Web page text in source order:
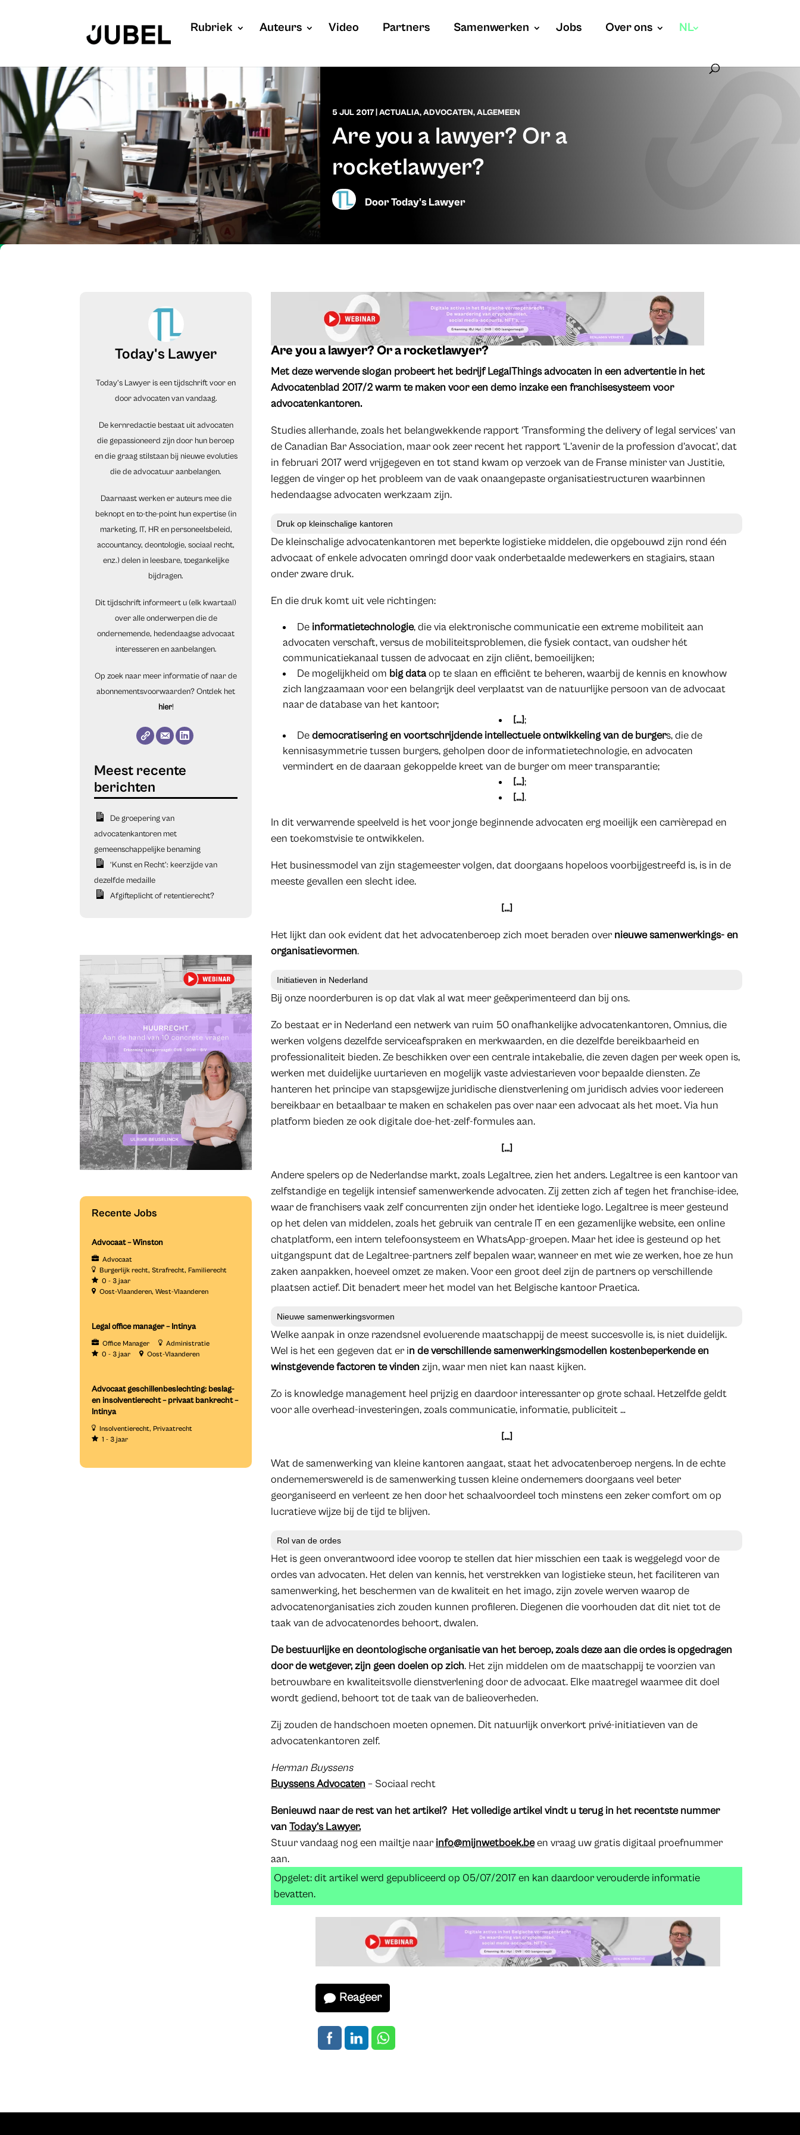
Rubriek Auteurs Video Partners Samenwerken Jobs Over ons NL
5 JUL 2017| ACTUALIA,ADVOCATEN,ALGEMEEN
Are you a lawyer? Or a
rocketlawyer?
DoorToday's Lawyer
Today's Lawyer
Today’s Lawyer is een tijdschrift voor en
door advocaten van vandaag.
De kernredactie bestaat uit advocaten
die gepassioneerd zijn door hun beroep
en die graag stilstaan bij nieuwe evoluties
die de advocatuur aanbelangen.
Daarnaast werken er auteurs mee die
beknopt en to-the-point hun expertise (in
marketing, IT, HR en personeelsbeleid,
accountancy, deontologie, sociaal recht,
enz.) delen in leesbare, toegankelijke
bijdragen.
Dit tijdschrift informeert u (elk kwartaal)
over alle onderwerpen die de
ondernemende, hedendaagse advocaat
interesseren en aanbelangen.
Op zoek naar meer informatie of naar de
abonnementsvoorwaarden? Ontdek het
hier!
De groepering van
advocatenkantoren met
gemeenschappelijke benaming
‘Kunst en Recht’: keerzijde van
dezelfde medaille
Afgifteplicht of retentierecht?
Recente Jobs
Advocaat – Winston
Advocaat
Burgerlijk recht Strafrecht Familierecht
0 - 3 jaar
Oost-Vlaanderen West-Vlaanderen
Legal office manager – Intinya
Office Manager
Administratie
0 - 3 jaar
Oost-Vlaanderen
Advocaat geschillenbeslechting: beslag-
en insolventierecht – privaat bankrecht –
Intinya
Insolventierecht Privaatrecht
1 - 3 jaar
Are you a lawyer? Or a rocketlawyer?
Met deze wervende slogan probeert het bedrijf LegalThings advocaten in een advertentie in het
Advocatenblad 2017/2 warm te maken voor een demo inzake een franchisesysteem voor
advocatenkantoren.
Studies allerhande, zoals het belangwekkende rapport ‘Transforming the delivery of legal services’ van
de Canadian Bar Association, maar ook zeer recent het rapport ‘L’avenir de la profession d’avocat’, dat
in februari 2017 werd vrijgegeven en tot stand kwam op verzoek van de Franse minister van Justitie,
leggen de vinger op het probleem van de vaak onaangepaste organisatiestructuren waarbinnen
hedendaagse advocaten werkzaam zijn.
Druk op kleinschalige kantoren
De kleinschalige advocatenkantoren met beperkte logistieke middelen, die opgebouwd zijn rond één
advocaat of enkele advocaten omringd door vaak onderbetaalde medewerkers en stagiairs, staan
onder zware druk.
En die druk komt uit vele richtingen:
De informatietechnologie, die via elektronische communicatie een extreme mobiliteit aan
advocaten verschaft, versus de mobiliteitsproblemen, die fysiek contact, van oudsher hét
communicatiekanaal tussen de advocaat en zijn cliënt, bemoeilijken;
De mogelijkheid om big dataop te slaan en efficiënt te beheren, waarbij de kennis en knowhow
zich langzaamaan voor een belangrijk deel verplaatst van de natuurlijke persoon van de advocaat
naar de database van het kantoor;
[…];
Dedemocratisering en voortschrijdende intellectuele ontwikkeling van de burgers, die de
kennisasymmetrie tussen burgers, geholpen door de informatietechnologie, en advocaten
vermindert en de daaraan gekoppelde kreet van de burger om meer transparantie;
[…];
[…].
In dit verwarrende speelveld is het voor jonge beginnende advocaten erg moeilijk een carrièrepad en
een toekomstvisie te ontwikkelen.
Het businessmodel van zijn stagemeester volgen, dat doorgaans hopeloos voorbijgestreefd is, is in de
meeste gevallen een slecht idee.
[…]
Het lijkt dan ook evident dat het advocatenberoep zich moet beraden over nieuwe samenwerkings- en
organisatievormen.
Initiatieven in Nederland
Bij onze noorderburen is op dat vlak al wat meer geëxperimenteerd dan bij ons.
Zo bestaat er in Nederland een netwerk van ruim 50 onafhankelijke advocatenkantoren, Omnius, die
werken volgens dezelfde serviceafspraken en merkwaarden, en die dezelfde bereikbaarheid en
professionaliteit bieden. Ze beschikken over een centrale intakebalie, die zeven dagen per week open is,
werken met duidelijke uurtarieven en mogelijk vaste adviestarieven voor bepaalde diensten. Ze
hanteren het principe van stapsgewijze juridische dienstverlening om juridisch advies voor iedereen
bereikbaar en betaalbaar te maken en schakelen pas over naar een advocaat als het moet. Via hun
platform bieden ze ook digitale doe-het-zelf-formules aan.
[…]
Andere spelers op de Nederlandse markt, zoals Legaltree, zien het anders. Legaltree is een kantoor van
zelfstandige en tegelijk intensief samenwerkende advocaten. Zij zetten zich af tegen het franchise-idee,
waar de franchisers vaak zelf concurrenten zijn onder het identieke logo. Legaltree is meer gesteund
op het delen van middelen, zoals het gebruik van centrale IT en een gezamenlijke website, een online
chatplatform, een intern telefoonsysteem en WhatsApp-groepen. Maar het idee is gesteund op het
uitgangspunt dat de Legaltree-partners zelf bepalen waar, wanneer en met wie ze werken, hoe ze hun
zaken aanpakken, hoeveel omzet ze maken. Voor een groot deel zijn de partners op verschillende
plaatsen actief. Dit benadert meer het model van het Belgische kantoor Praetica.
Nieuwe samenwerkingsvormen
Welke aanpak in onze razendsnel evoluerende maatschappij de meest succesvolle is, is niet duidelijk.
Wel is het een gegeven dat er in de verschillende samenwerkingsmodellen kostenbeperkende en
winstgevende factoren te vinden zijn, waar men niet kan naast kijken.
Zo is knowledge management heel prijzig en daardoor interessanter op grote schaal. Hetzelfde geldt
voor alle overhead-investeringen, zoals communicatie, informatie, publiciteit …
[…]
Wat de samenwerking van kleine kantoren aangaat, staat het advocatenberoep nergens. In de echte
ondernemerswereld is de samenwerking tussen kleine ondernemers doorgaans veel beter
georganiseerd en verleent ze hen door het schaalvoordeel toch minstens een zeker comfort om op
lucratieve wijze bij de tijd te blijven.
Rol van de ordes
Het is geen onverantwoord idee voorop te stellen dat hier misschien een taak is weggelegd voor de
ordes van advocaten. Het delen van kennis, het verstrekken van logistieke steun, het faciliteren van
samenwerking, het beschermen van de kwaliteit en het imago, zijn zovele werven waarop de
advocatenorganisaties zich zouden kunnen profileren. Diegenen die voorhouden dat dit niet tot de
taak van de advocatenordes behoort, dwalen.
De bestuurlijke en deontologische organisatie van het beroep, zoals deze aan die ordes is opgedragen
door de wetgever, zijn geen doelen op zich. Het zijn middelen om de maatschappij te voorzien van
betrouwbare en kwaliteitsvolle dienstverlening door de advocaat. Elke maatregel waarmee dit doel
wordt gediend, behoort tot de taak van de balieoverheden.
Zij zouden de handschoen moeten opnemen. Dit natuurlijk onverkort privé-initiatieven van de
advocatenkantoren zelf.
Herman Buyssens
Buyssens Advocaten – Sociaal recht
Benieuwd naar de rest van het artikel? Het volledige artikel vindt u terug in het recentste nummer
van Today’s Lawyer.
Stuur vandaag nog een mailtje naar info@mijnwetboek.been vraag uw gratis digitaal proefnummer
aan.
Opgelet: dit artikel werd gepubliceerd op 05/07/2017 en kan daardoor verouderde informatie
bevatten.
Reageer